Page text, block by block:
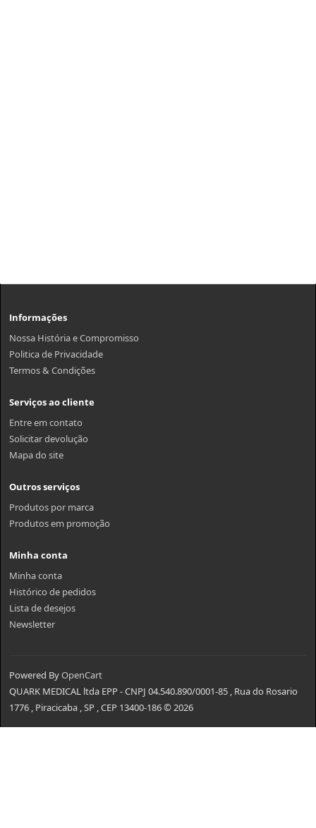
Informações
Nossa História e Compromisso
Politica de Privacidade
Termos & Condições
Serviços ao cliente
Entre em contato
Solicitar devolução
Mapa do site
Outros serviços
Produtos por marca
Produtos em promoção
Minha conta
Minha conta
Histórico de pedidos
Lista de desejos
Newsletter
Powered ByOpenCart
QUARK MEDICAL ltda EPP - CNPJ 04.540.890/0001-85 , Rua do Rosario
1776 , Piracicaba , SP , CEP 13400-186 © 2026